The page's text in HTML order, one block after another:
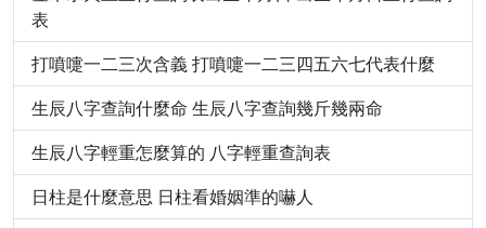
表
打噴嚏一二三次含義 打噴嚏一二三四五六七代表什麼
生辰八字查詢什麼命 生辰八字查詢幾斤幾兩命
生辰八字輕重怎麼算的 八字輕重查詢表
日柱是什麼意思 日柱看婚姻準的嚇人